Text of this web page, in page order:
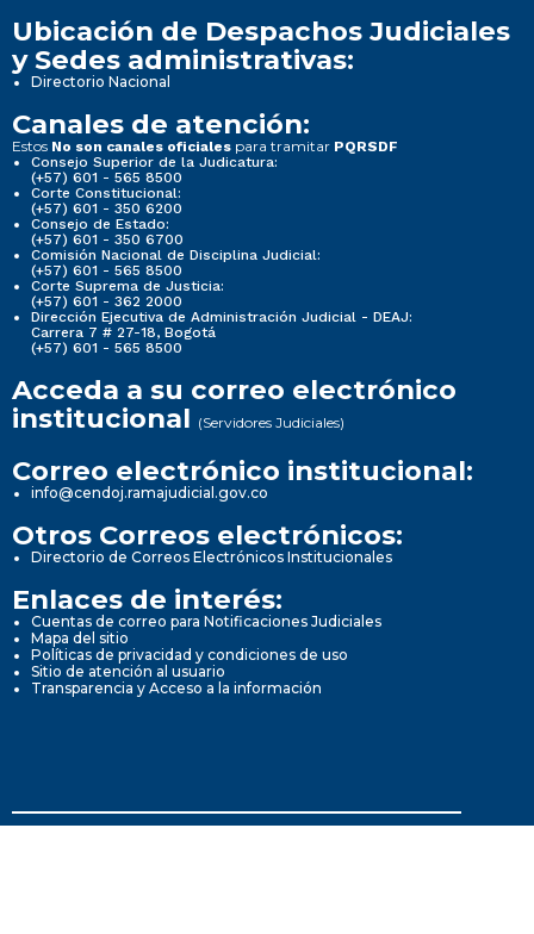
Ubicación de Despachos Judiciales
y Sedes administrativas:
Directorio Nacional
Canales de atención:
Estos No son canales oficiales para tramitar PQRSDF
Consejo Superior de la Judicatura:
(+57) 601 - 565 8500
Corte Constitucional:
(+57) 601 - 350 6200
Consejo de Estado:
(+57) 601 - 350 6700
Comisión Nacional de Disciplina Judicial:
(+57) 601 - 565 8500
Corte Suprema de Justicia:
(+57) 601 - 362 2000
Dirección Ejecutiva de Administración Judicial - DEAJ:
Carrera 7 # 27-18, Bogotá
(+57) 601 - 565 8500
Acceda a su correo electrónico
institucional (Servidores Judiciales)
Correo electrónico institucional:
info@cendoj.ramajudicial.gov.co
Otros Correos electrónicos:
Directorio de Correos Electrónicos Institucionales
Enlaces de interés:
Cuentas de correo para Notificaciones Judiciales
Mapa del sitio
Políticas de privacidad y condiciones de uso
Sitio de atención al usuario
Transparencia y Acceso a la información